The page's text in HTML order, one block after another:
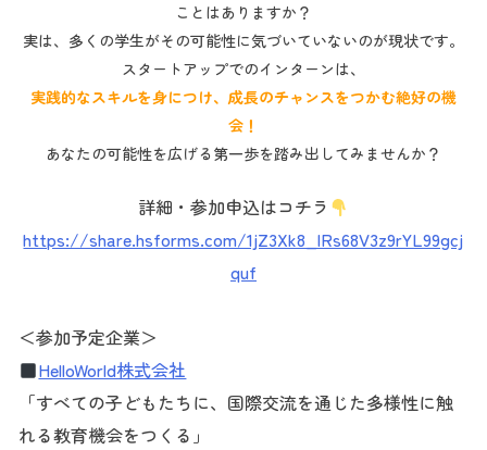
ことはありますか？
実は、多くの学生がその可能性に気づいていないのが現状です。
スタートアップでのインターンは、
実践的なスキルを身につけ、成長のチャンスをつかむ絶好の機
会！
あなたの可能性を広げる第一歩を踏み出してみませんか？
詳細・参加申込はコチラ
https://share.hsforms.com/1jZ3Xk8_lRs68V3z9rYL99gcj
quf
＜参加予定企業＞
HelloWorld株式会社
「すべての子どもたちに、国際交流を通じた多様性に触
れる教育機会をつくる」